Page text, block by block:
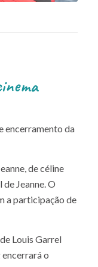
encerramento da
de céline
Jeanne. O
a participação de
Louis Garrel
o